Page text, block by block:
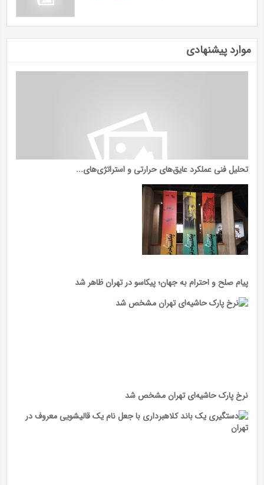
موارد پیشنهادی
تحلیل فنی عملکرد عایق‌های حرارتی و استراتژی‌های...
پیام صلح و احترام به جهان؛ پیکاسو در تهران ظاهر شد
نرخ پارک حاشیه‌ای تهران مشخص شد